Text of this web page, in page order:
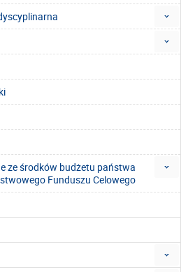
ze środków budżetu państwa
Funduszu Celowego